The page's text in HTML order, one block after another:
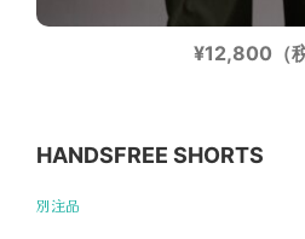
¥12,800（
HANDSFREE SHORTS
別注品